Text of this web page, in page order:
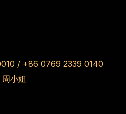
/ +86 0769 2339 0140
周小姐